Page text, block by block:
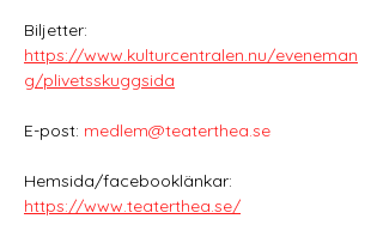
Biljetter:
https://www.kulturcentralen.nu/eveneman
g/plivetsskuggsida
E-post: medlem@teaterthea.se
Hemsida/facebooklänkar:
https://www.teaterthea.se/